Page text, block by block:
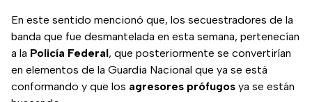
En este sentido mencionó que, los secuestradores de la
banda que fue desmantelada en esta semana, pertenecían
a la Policía Federal, que posteriormente se convertirían
en elementos de la Guardia Nacional que ya se está
conformando y que los agresores prófugos ya se están